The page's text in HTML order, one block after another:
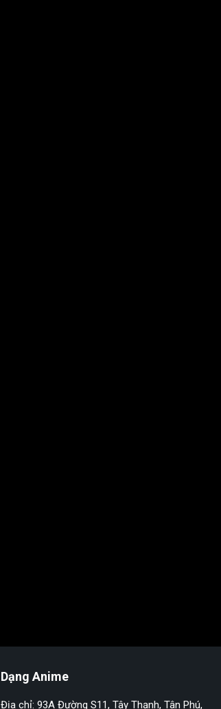
Dạng Anime
Địa chỉ: 93A Đường S11, Tây Thạnh, Tân Phú,